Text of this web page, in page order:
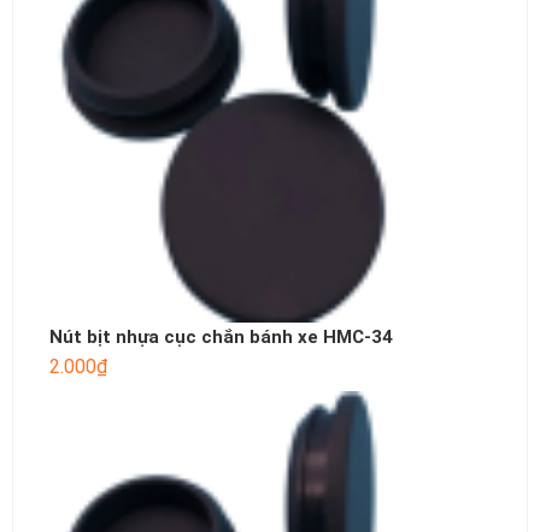
Nút bịt nhựa cục chắn bánh xe HMC-34
2.000₫